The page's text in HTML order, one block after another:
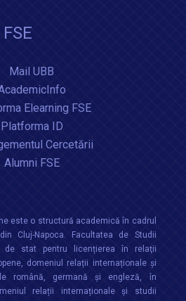
Mail UBB
Elearning FSE
Platforma ID
Cercetării
Alumni FSE
este o structură academică în cadrul
Cluj-Napoca. Facultatea de Studii
de stat pentru licențierea în relaţii
domeniul relații internaționale şi
română, germană și engleză, în
relații internaționale și studii